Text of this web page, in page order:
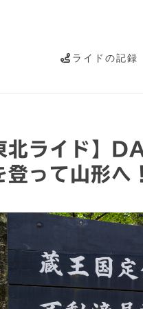
ライドの記録
北ライド】
登って山形へ